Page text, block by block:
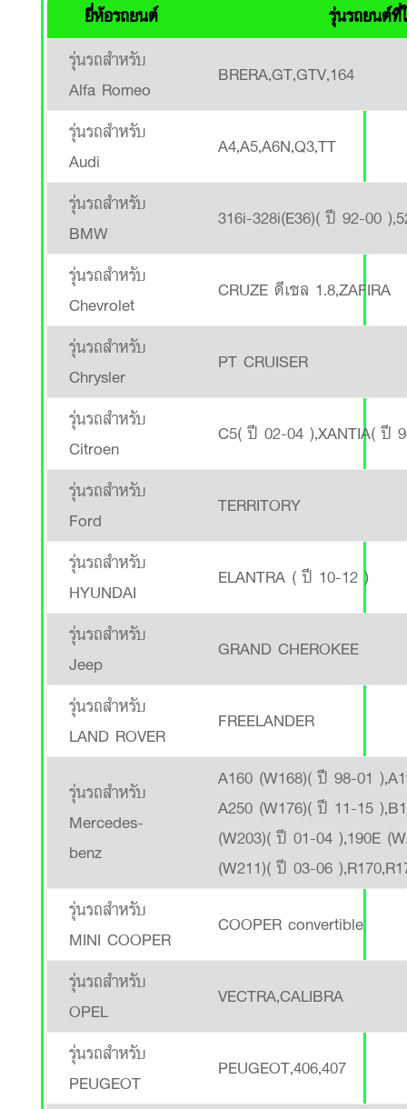
ยี่ห้อรถยนต์
รุ่นรถยนต์
รุ่นรถสำหรับ
Alfa Romeo
BRERA,GT,GTV,164
รุ่นรถสำหรับ
Audi
A4,A5,A6N,Q3,TT
รุ่นรถสำหรับ
BMW
316i-328i(E36)( ปี 92-00
รุ่นรถสำหรับ
Chevrolet
CRUZE ดีเซล 1.8,ZAFIRA
รุ่นรถสำหรับ
Chrysler
PT CRUISER
รุ่นรถสำหรับ
Citroen
C5( ปี 02-04 ),XANTIA( ปี
รุ่นรถสำหรับ
Ford
TERRITORY
รุ่นรถสำหรับ
HYUNDAI
ELANTRA ( ปี 10-12 )
รุ่นรถสำหรับ
Jeep
GRAND CHEROKEE
รุ่นรถสำหรับ
LAND ROVER
FREELANDER
รุ่นรถสำหรับ
Mercedes-
benz
A160 (W168)( ปี 98-01
A250 (W176)( ปี 11-15
(W203)( ปี 01-04 ),190E
(W211)( ปี 03-06
รุ่นรถสำหรับ
MINI COOPER
COOPER convertible
รุ่นรถสำหรับ
OPEL
VECTRA,CALIBRA
รุ่นรถสำหรับ
PEUGEOT
PEUGEOT,406,407